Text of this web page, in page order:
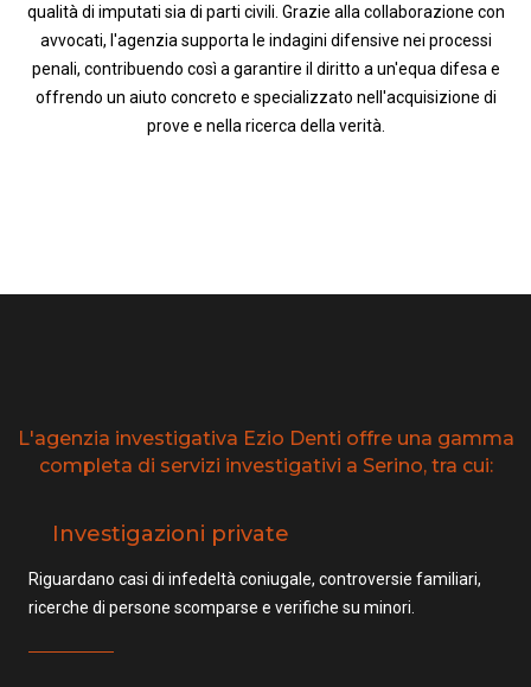
qualità di imputati sia di parti civili. Grazie alla collaborazione con
avvocati, l'agenzia supporta le indagini difensive nei processi
penali, contribuendo così a garantire il diritto a un'equa difesa e
offrendo un aiuto concreto e specializzato nell'acquisizione di
prove e nella ricerca della verità.
L'agenzia investigativa Ezio Denti offre una gamma
completa di servizi investigativi a Serino, tra cui:
Investigazioni private
Riguardano casi di infedeltà coniugale, controversie familiari,
ricerche di persone scomparse e verifiche su minori.